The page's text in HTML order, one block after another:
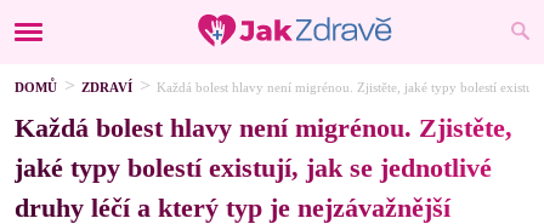
DOMŮ ZDRAVÍ Každá bolest hlavy není migrénou. Zjistěte, jaké typy bolestí
Každá bolest hlavy není migrénou. Zjistěte,
jaké typy bolestí existují, jak se jednotlivé
druhy léčí a který typ je nejzávažnější